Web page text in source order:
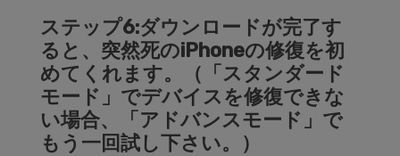
ステップ6:ダウンロードが完了す
ると、突然死のiPhoneの修復を初
めてくれます。（「スタンダード
モード」でデバイスを修復できな
い場合、「アドバンスモード」で
もう一回試し下さい。）